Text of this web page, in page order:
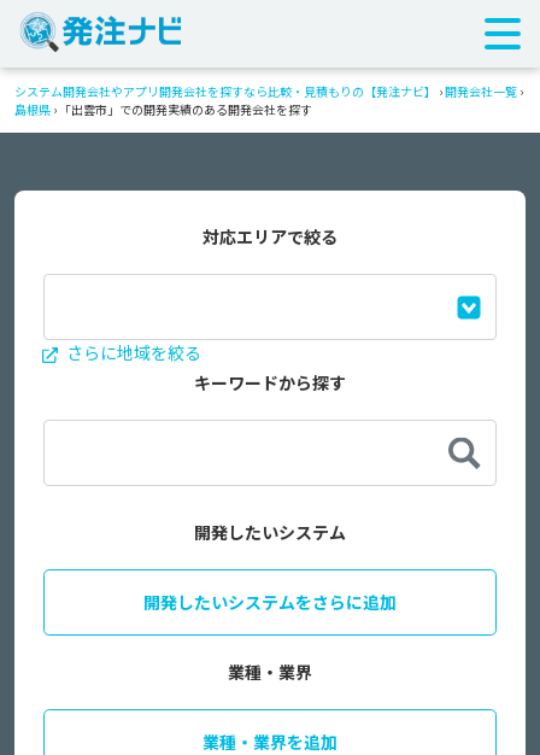
システム開発会社やアプリ開発会社を探すなら比較・見積もりの【発注ナビ】 ›開発会社一覧 ›
島根県 › 「出雲市」での開発実績のある開発会社を探す
対応エリアで絞る
さらに地域を絞る
キーワードから探す
開発したいシステム
開発したいシステムをさらに追加
業種・業界
業種・業界を追加